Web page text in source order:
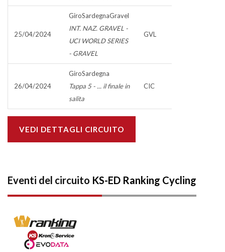
25/04/2024
GiroSardegnaGravel
INT. NAZ. GRAVEL -
UCI WORLD SERIES
- GRAVEL
GVL
26/04/2024
GiroSardegna
Tappa 5 - ... il finale in
salita
CIC
VEDI DETTAGLI CIRCUITO
Eventi del circuito KS-ED Ranking Cycling